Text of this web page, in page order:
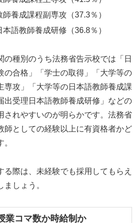
養成課程副専攻（37.3％）
語教師養成研修（36.8％）
の種別のうち法務省告示校では「日
の合格」「学士の取得」「大学等の
専攻」「大学等の日本語教師養成課
出受理日本語教師養成研修」などの
されやすいのが明らかです。法務省
師としての経験以上に有資格者かど
る際は、未経験でも採用してもらえ
しょう。
業コマ数か時給制か